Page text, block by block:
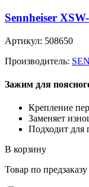
Sennheiser
Артикул: 508650
Производитель:
Зажим для
Крепление
Заменяет
Подходит для
В корзину
Товар по предзаказу